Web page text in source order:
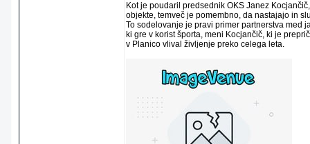
Kot je poudaril predsednik OKS Janez
objekte, temveč je pomembno, da nastajajo in
To sodelovanje je pravi primer partnerstva med
ki gre v korist športa, meni Kocjančič, ki je
v Planico vlival življenje preko celega leta.